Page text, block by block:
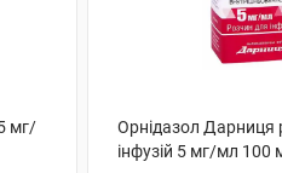
мг/
Орнідазол Дарниця
інфузій 5 мг/мл 100